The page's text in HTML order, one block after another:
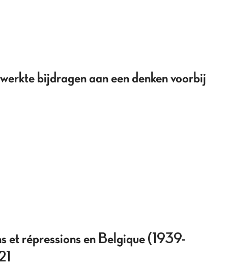
bijdragen aan een denken voorbij
répressions en Belgique (1939-